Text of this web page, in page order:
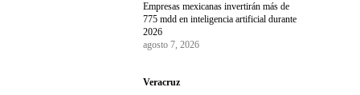
Empresas mexicanas invertirán más de
775 mdd en inteligencia artificial durante
2026
agosto 7, 2026
Veracruz